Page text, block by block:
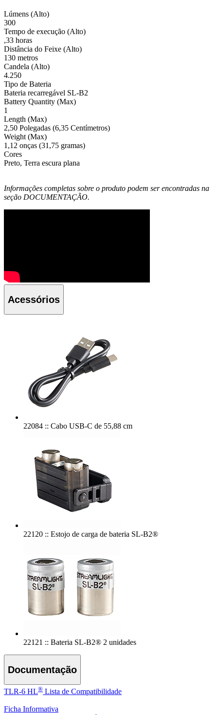
Lúmens (Alto)
300
Tempo de execução (Alto)
,33 horas
Distância do Feixe (Alto)
130 metros
Candela (Alto)
4.250
Tipo de Bateria
Bateria recarregável SL-B2
Battery Quantity (Max)
1
Length (Max)
2,50 Polegadas (6,35 Centímetros)
Weight (Max)
1,12 onças (31,75 gramas)
Cores
Preto, Terra escura plana
Informações completas sobre o produto podem ser encontradas na
seção DOCUMENTAÇÃO.
Acessórios
22084 :: Cabo USB-C de 55,88 cm
22120 :: Estojo de carga de bateria SL-B2®
22121 :: Bateria SL-B2® 2 unidades
Documentação
TLR-6 HL® Lista de Compatibilidade
Ficha Informativa